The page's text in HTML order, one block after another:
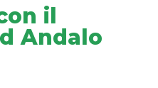
il
Andalo